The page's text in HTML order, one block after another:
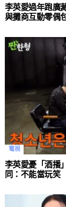
李英愛過年跑廣
與攤商互動零偶
電視
李英愛憂「酒播
同：不能當玩笑